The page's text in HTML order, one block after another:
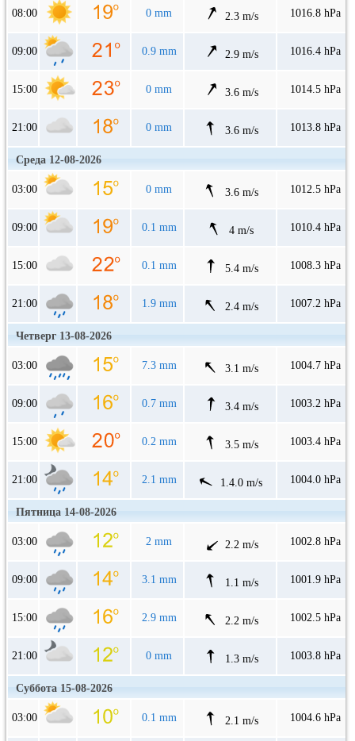
08:00 0 mm 2.3 m/s 1016.8 hPa
09:00 0.9 mm 2.9 m/s 1016.4 hPa
15:00 0 mm 3.6 m/s 1014.5 hPa
21:00 0 mm 3.6 m/s 1013.8 hPa
Среда 12-08-2026
03:00 0 mm 3.6 m/s 1012.5 hPa
09:00 0.1 mm 4 m/s 1010.4 hPa
15:00 0.1 mm 5.4 m/s 1008.3 hPa
21:00 1.9 mm 2.4 m/s 1007.2 hPa
Четверг 13-08-2026
03:00 7.3 mm 3.1 m/s 1004.7 hPa
09:00 0.7 mm 3.4 m/s 1003.2 hPa
15:00 0.2 mm 3.5 m/s 1003.4 hPa
21:00 2.1 mm 1.4.0 m/s 1004.0 hPa
Пятница 14-08-2026
03:00 2 mm 2.2 m/s 1002.8 hPa
09:00 3.1 mm 1.1 m/s 1001.9 hPa
15:00 2.9 mm 2.2 m/s 1002.5 hPa
21:00 0 mm 1.3 m/s 1003.8 hPa
Суббота 15-08-2026
03:00 0.1 mm 2.1 m/s 1004.6 hPa